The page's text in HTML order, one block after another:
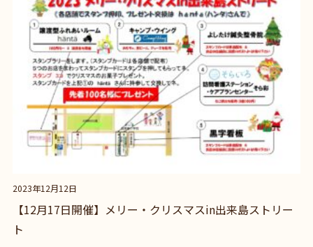
2023年12月12日
【12月17日開催】メリー・クリスマスin出来島ストリー
ト